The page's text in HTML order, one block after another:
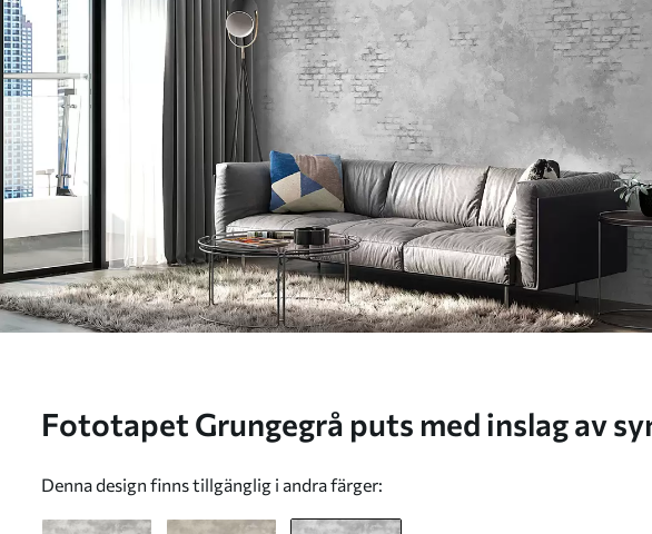
Fototapet Grungegrå puts med inslag av synligt tegel Nr.
Denna design finns tillgänglig i andra färger: